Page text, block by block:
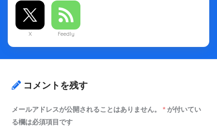
X Feedly
コメントを残す
メールアドレスが公開されることはありません。 * が付いてい
る欄は必須項目です